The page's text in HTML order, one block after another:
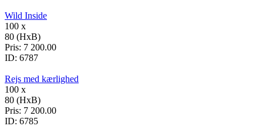
Wild Inside
100 x
80 (HxB)
Pris: 7 200.00
ID: 6787
Rejs med kærlighed
100 x
80 (HxB)
Pris: 7 200.00
ID: 6785